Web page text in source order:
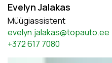
Evelyn Jalakas
Müügiassistent
evelyn.jalakas@topauto.ee
+372 617 7080